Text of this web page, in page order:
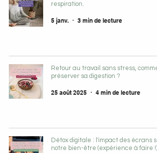
respiration.
5 janv. 3 min de lecture
Retour au travail sans stress,
préserver sa digestion ?
25 août 2025 4 min de lecture
Détox digitale : l'impact des écrans
notre bien-être (expérience à faire !)